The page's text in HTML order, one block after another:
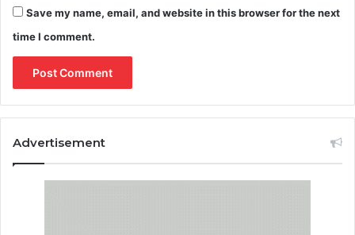
Save my name, email, and website in this browser for the next
time I comment.
Advertisement